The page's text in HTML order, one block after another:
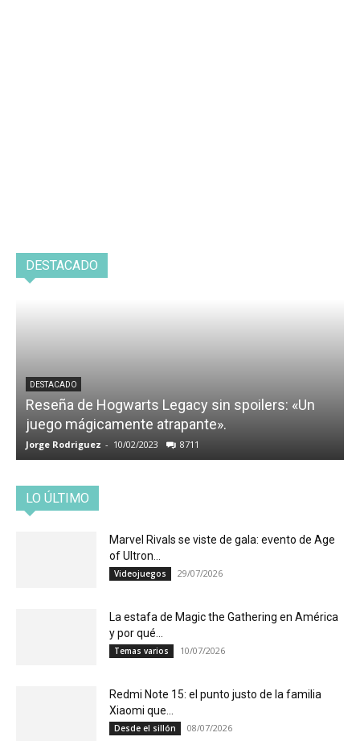
DESTACADO
DESTACADO
Reseña de Hogwarts Legacy sin spoilers: «Un
juego mágicamente atrapante».
Jorge Rodriguez - 10/02/2023 8711
LO ÚLTIMO
Marvel Rivals se viste de gala: evento de Age
of Ultron...
Videojuegos 29/07/2026
La estafa de Magic the Gathering en América
y por qué...
Temas varios 10/07/2026
Redmi Note 15: el punto justo de la familia
Xiaomi que...
Desde el sillón 08/07/2026